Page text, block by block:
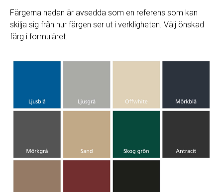
Färgerna nedan är avsedda som en referens som kan
skilja sig från hur färgen ser ut i verkligheten. Välj önskad
färg i formuläret.